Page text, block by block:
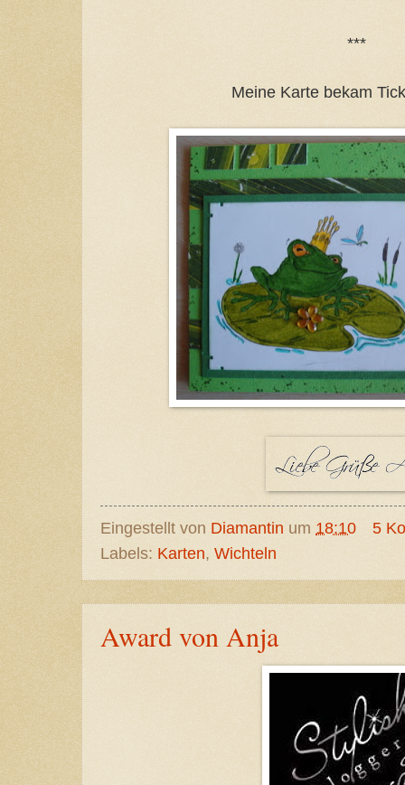
***
Meine Karte bekam
Eingestellt von Diamantin um 18:10
5
Labels: Karten, Wichteln
Award von Anja